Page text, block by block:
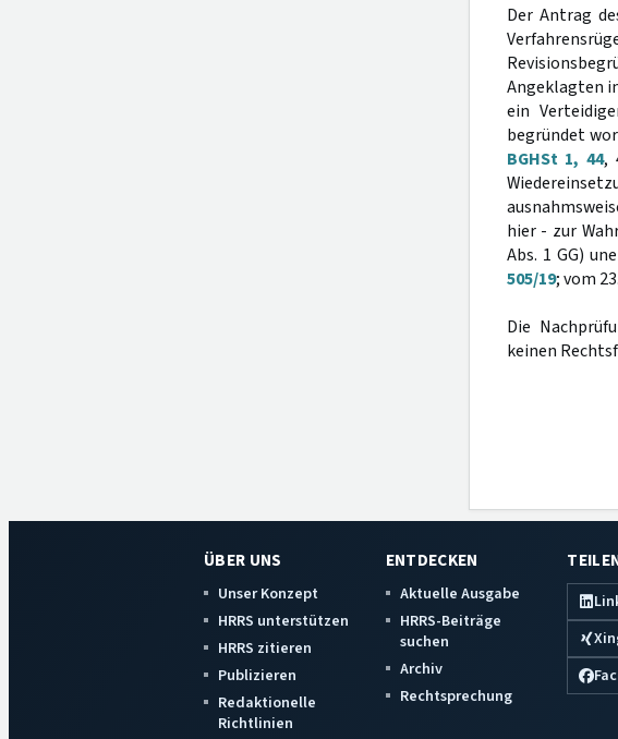
Der Antrag
Angeklagten
ein
begründet
BGHSt 1, 44,
hier - zur
Abs. 1 GG)
505/19; vom
Die
keinen
ÜBER UNS
Unser Konzept
HRRS unterstützen
HRRS zitieren
Publizieren
Redaktionelle
Richtlinien
ENTDECKEN
Aktuelle Ausgabe
HRRS-Beiträge
suchen
Archiv
Rechtsprechung